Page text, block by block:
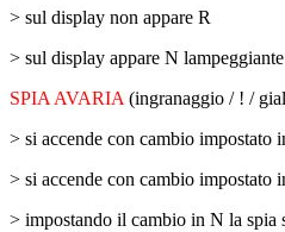
> sul display non appare R
> sul display appare N lampeggiante
SPIA AVARIA (ingranaggio / ! /
> si accende con cambio impostato
> si accende con cambio impostato
> impostando il cambio in N la spia